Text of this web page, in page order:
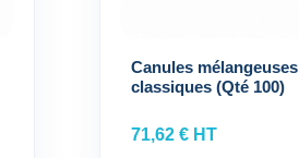
Canules mélangeuses
classiques (Qté 100)
71,62€ HT